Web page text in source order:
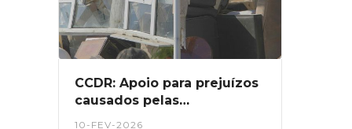
CCDR: Apoio para prejuízos
causados pelas
10-FEV-2026